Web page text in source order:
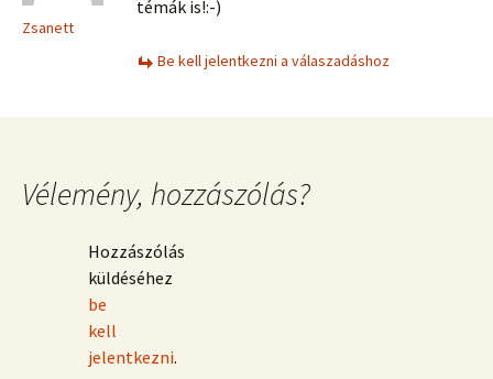
Zsanett
témák is!:-)
Be kell jelentkezni a válaszadáshoz
Vélemény, hozzászólás?
Hozzászólás
küldéséhez
be
kell
jelentkezni.